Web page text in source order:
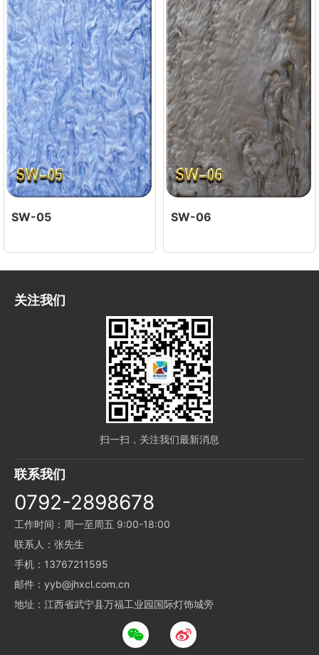
SW-05 SW-06
关注我们
扫一扫，关注我们最新消息
联系我们
0792-2898678
工作时间：周一至周五 9:00-18:00
联系人：张先生
手机：13767211595
邮件：yyb@jhxcl.com.cn
地址：江西省武宁县万福工业园国际灯饰城旁